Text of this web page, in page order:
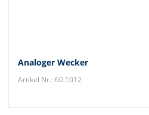
Analoger Wecker
Artikel Nr.: 60.1012